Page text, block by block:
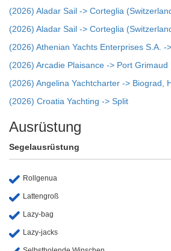
(2026) Aladar Sail -> Corteglia
(2026) Aladar Sail -> Corteglia
(2026) Athenian Yachts Enterprises S.A. -
(2026) Arcadie Plaisance -> Port Grimaud
(2026) Angelina Yachtcharter -> Biograd,
(2026) Croatia Yachting -> Split
Ausrüstung
Segelausrüstung
Rollgenua
Lattengroß
Lazy-bag
Lazy-jacks